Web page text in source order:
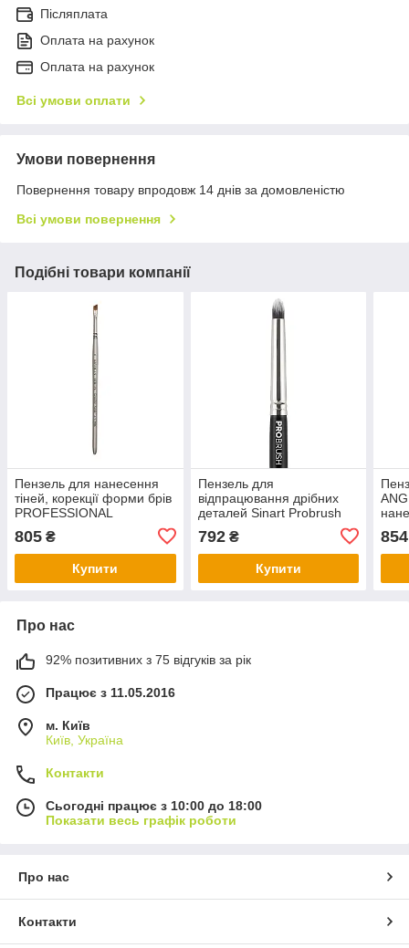
Післяплата
Оплата на рахунок
Оплата на рахунок
Всі умови оплати
Умови повернення
Повернення товару впродовж 14 днів за домовленістю
Всі умови повернення
Подібні товари компанії
Пензель для нанесення
тіней, корекції форми брів
PROFESSIONAL
805 ₴
Купити
Пензель для
відпрацювання дрібних
деталей Sinart Probrush
792₴
Купити
854
Про нас
92% позитивних з 75 відгуків за рік
Працює з 11.05.2016
м. Київ
Київ, Україна
Контакти
Сьогодні працює з 10:00 до 18:00
Показати весь графік роботи
Про нас
Контакти